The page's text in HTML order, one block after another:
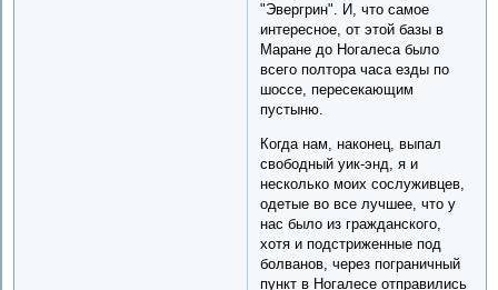
"Эвергрин". И, что самое
интересное, от этой базы в
Маране до Ногалеса было
всего полтора часа езды по
шоссе, пересекающим
пустыню.
Когда нам, наконец, выпал
свободный уик-энд, я и
несколько моих сослуживцев,
одетые во все лучшее, что у
нас было из гражданского,
хотя и подстриженные под
болванов, через пограничный
пункт в Ногалесе отправились